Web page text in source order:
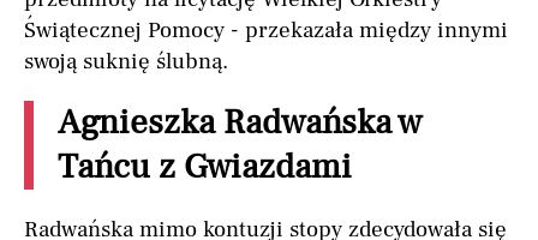
Świątecznej Pomocy - przekazała między innymi
swoją suknię ślubną.
Agnieszka Radwańska w
Tańcu z Gwiazdami
Radwańska mimo kontuzji stopy zdecydowała się